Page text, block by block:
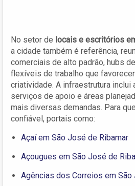
No setor de locais e escritórios
a cidade também é referência,
comerciais de alto padrão, hubs
flexíveis de trabalho que
criatividade. A infraestrutura
serviços de apoio e áreas
mais diversas demandas. Para
confiável, portais como:
Açaí em São José de Ribamar
Açougues em São José de
Agências dos Correios em São